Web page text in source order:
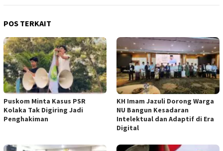
POS TERKAIT
‎Puskom Minta Kasus PSR
Kolaka Tak Digiring Jadi
Penghakiman
KH Imam Jazuli Dorong Warga
NU Bangun Kesadaran
Intelektual dan Adaptif di Era
Digital